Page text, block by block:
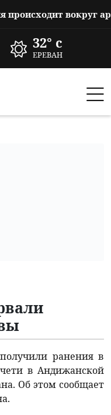
32° c
ЕРЕВАН
ранения в
в Андижанской
Об этом сообщает